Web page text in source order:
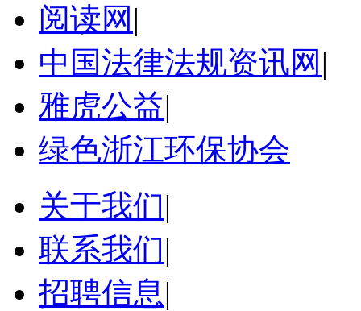
阅读网 |
中国法律法规资讯网 |
雅虎公益|
绿色浙江环保协会
关于我们|
联系我们|
招聘信息|